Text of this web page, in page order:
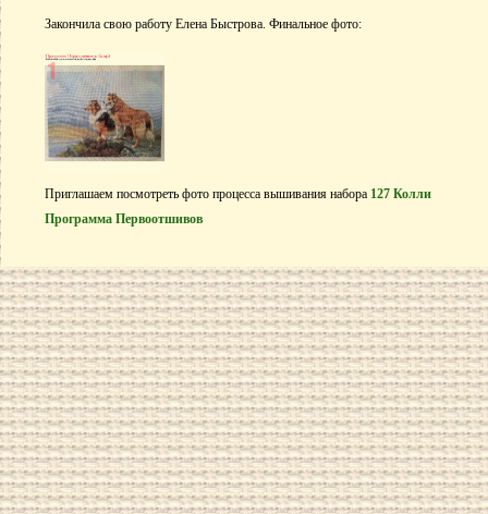
Закончила свою работу Елена Быстрова. Финальное фото:
Приглашаем посмотреть фото процесса вышивания набора 127 Колли
Программа Первоотшивов